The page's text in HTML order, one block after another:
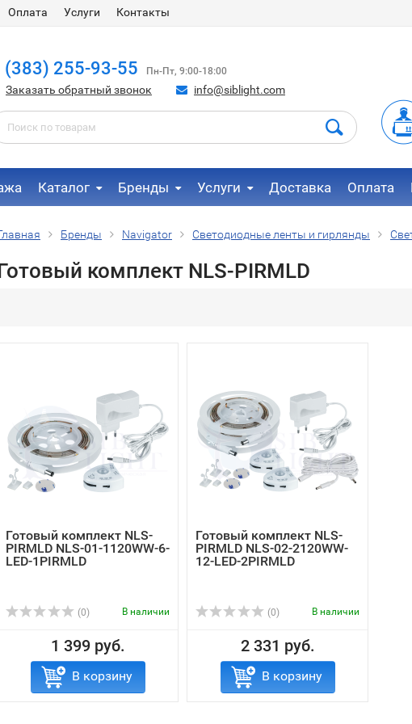
Оплата Услуги Контакты
(383) 255-93-55 Пн-Пт, 9:00-18:00
Заказать обратный звонок info@siblight.com
Каталог Бренды Услуги Доставка Оплата
Бренды Navigator Светодиодные ленты и гирлянды
комплект NLS-PIRMLD
Готовый комплект NLS-
PIRMLD NLS-01-1120WW-6-
LED-1PIRMLD
(0) В наличии
1 399 руб.
В корзину
Готовый комплект NLS-
PIRMLD NLS-02-2120WW-
12-LED-2PIRMLD
(0) В наличии
2 331 руб.
В корзину